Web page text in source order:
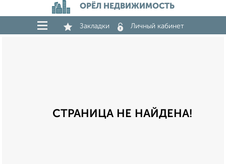
ОРЁЛ НЕДВИЖИМОСТЬ
Закладки Личный кабинет
СТРАНИЦА НЕ НАЙДЕНА!